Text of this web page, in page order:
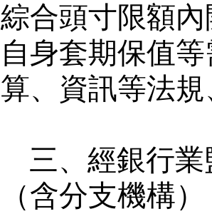
綜合頭寸限額
自身套期保值
算、資訊等法
三、經銀行
（含分支機構